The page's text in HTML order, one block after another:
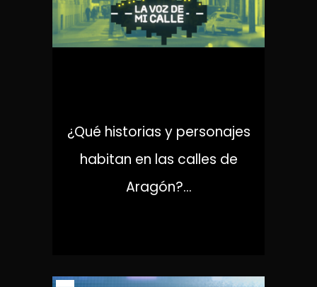
¿Qué historias y personajes
habitan en las calles de
Aragón?...